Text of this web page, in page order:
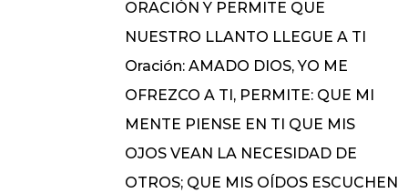
ORACIÓN Y PERMITE QUE
NUESTRO LLANTO LLEGUE A TI
Oración: AMADO DIOS, YO ME
OFREZCO A TI, PERMITE: QUE MI
MENTE PIENSE EN TI QUE MIS
OJOS VEAN LA NECESIDAD DE
OTROS; QUE MIS OÍDOS ESCUCHEN